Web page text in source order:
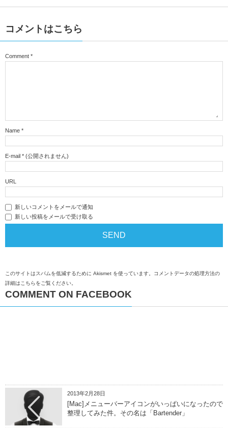
コメントはこちら
Comment *
Name *
E-mail * (公開されません)
URL
新しいコメントをメールで通知
新しい投稿をメールで受け取る
このサイトはスパムを低減するために Akismet を使っています。 コメントデータの処理方法の
詳細はこちらをご覧ください
COMMENT ON FACEBOOK
2013年2月28日
[Mac]メニューバーアイコンがいっぱいになったので
整理してみた件。その名は「Bartender」